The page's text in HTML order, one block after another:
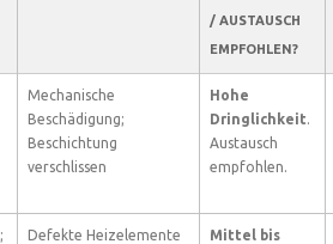
/ AUSTAUSCH
EMPFOHLEN?
Mechanische
Beschädigung;
Beschichtung
verschlissen
Hohe
Dringlichkeit.
Austausch
empfohlen.
Defekte Heizelemente
Mittel bis